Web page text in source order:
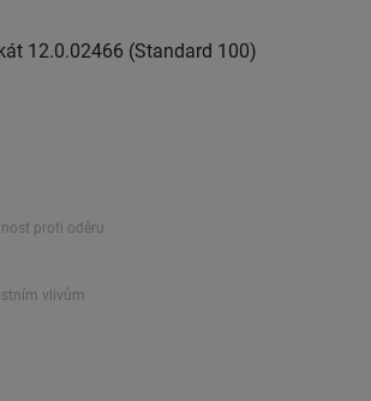
12.0.02466 (Standard 100)
proti oděru
vlivům